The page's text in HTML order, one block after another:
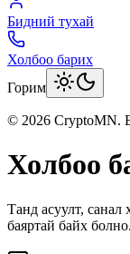
Бидний тухай
Холбоо барих
Горим
© 2026 CryptoMN.
Холбоо
Танд асуулт, санал
баяртай байх болно.